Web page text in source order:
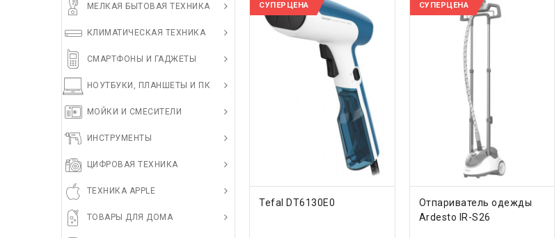
МЕЛКАЯ БЫТОВАЯ ТЕХНИКА
КЛИМАТИЧЕСКАЯ ТЕХНИКА
СМАРТФОНЫ И ГАДЖЕТЫ
НОУТБУКИ, ПЛАНШЕТЫ И ПК
МОЙКИ И СМЕСИТЕЛИ
ИНСТРУМЕНТЫ
ЦИФРОВАЯ ТЕХНИКА
ТЕХНИКА APPLE
ТОВАРЫ ДЛЯ ДОМА
СУПЕРЦЕНА
КУПИТЬ
Tefal DT6130E0
СУПЕРЦЕНА
КУПИТЬ
Отпариватель одежды
Ardesto IR-S26